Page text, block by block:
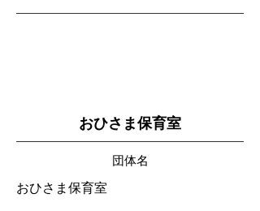
おひさま保育室
団体名
おひさま保育室